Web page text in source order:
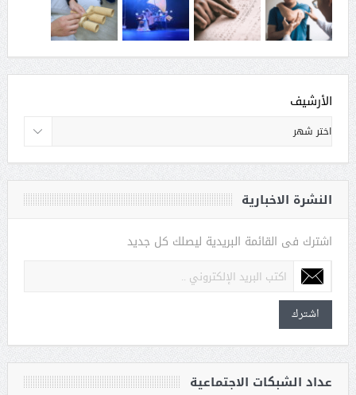
الأرشيف
النشرة الاخبارية
اشترك فى القائمة البريدية ليصلك كل جديد
اشترك
عداد الشبكات الاجتماعية